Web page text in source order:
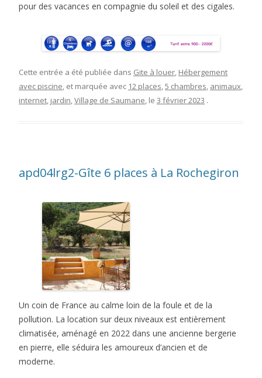
pour des vacances en compagnie du soleil et des cigales.
Cette entrée a été publiée dans Gite à louer, Hébergement
avec piscine, et marquée avec 12 places,5 chambres, animaux,
internet, jardin,Village de Saumane, le 3 février 2023 .
apd04lrg2-Gîte 6 places à La Rochegiron
Un coin de France au calme loin de la foule et de la
pollution. La location sur deux niveaux est entièrement
climatisée, aménagé en 2022 dans une ancienne bergerie
en pierre, elle séduira les amoureux d’ancien et de
moderne.